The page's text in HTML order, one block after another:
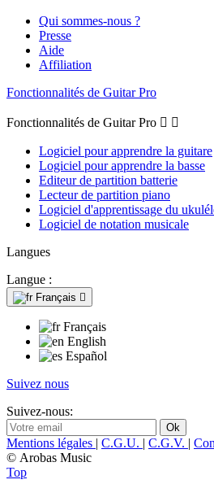
Qui sommes-nous ?
Presse
Aide
Affiliation
Fonctionnalités de Guitar Pro
Fonctionnalités de Guitar Pro  
Logiciel pour apprendre la guitare
Logiciel pour apprendre la basse
Editeur de partition batterie
Lecteur de partition piano
Logiciel d'apprentissage du
Logiciel de notation musicale
Langues
Langue :
Français 
Français
English
Español
Suivez nous
Suivez-nous:
Mentions légales | C.G.U. | C.G.V. |
© Arobas Music
Top